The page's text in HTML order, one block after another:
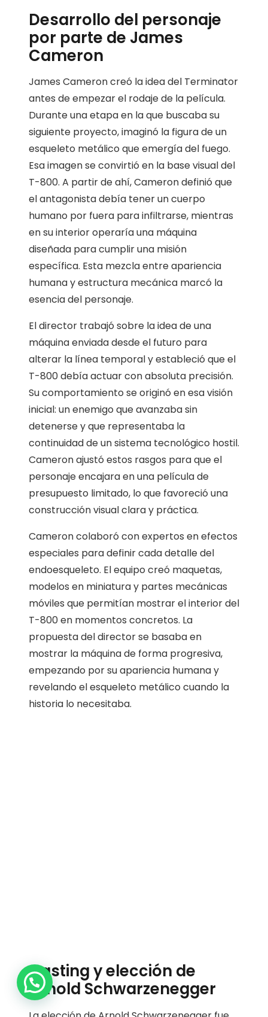
Desarrollo del personaje
por parte de James
Cameron
James Cameron creó la idea del Terminator
antes de empezar el rodaje de la película.
Durante una etapa en la que buscaba su
siguiente proyecto, imaginó la figura de un
esqueleto metálico que emergía del fuego.
Esa imagen se convirtió en la base visual del
T-800. A partir de ahí, Cameron definió que
el antagonista debía tener un cuerpo
humano por fuera para infiltrarse, mientras
en su interior operaría una máquina
diseñada para cumplir una misión
específica. Esta mezcla entre apariencia
humana y estructura mecánica marcó la
esencia del personaje.
El director trabajó sobre la idea de una
máquina enviada desde el futuro para
alterar la línea temporal y estableció que el
T-800 debía actuar con absoluta precisión.
Su comportamiento se originó en esa visión
inicial: un enemigo que avanzaba sin
detenerse y que representaba la
continuidad de un sistema tecnológico hostil.
Cameron ajustó estos rasgos para que el
personaje encajara en una película de
presupuesto limitado, lo que favoreció una
construcción visual clara y práctica.
Cameron colaboró con expertos en efectos
especiales para definir cada detalle del
endoesqueleto. El equipo creó maquetas,
modelos en miniatura y partes mecánicas
móviles que permitían mostrar el interior del
T-800 en momentos concretos. La
propuesta del director se basaba en
mostrar la máquina de forma progresiva,
empezando por su apariencia humana y
revelando el esqueleto metálico cuando la
historia lo necesitaba.
Casting y elección de
Arnold Schwarzenegger
1